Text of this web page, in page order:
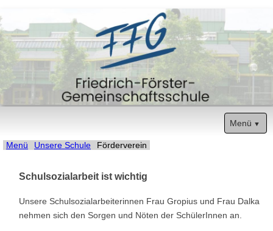
Menü
Navigation
Start
Unsere Schule
Termine
Menü Unsere Schule Förderverein
Schulsozialarbeit ist wichtig
Unsere Schulsozialarbeiterinnen Frau Gropius und Frau Dalka
nehmen sich den Sorgen und Nöten der SchülerInnen an.